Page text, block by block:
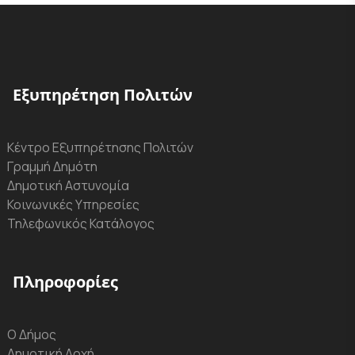
Εξυπηρέτηση Πολιτών
Κέντρο Εξυπηρέτησης Πολιτών
Γραμμή Δημότη
Δημοτική Αστυνομία
Κοινωνικές Υπηρεσίες
Τηλεφωνικός Κατάλογος
Πληροφορίες
Ο Δήμος